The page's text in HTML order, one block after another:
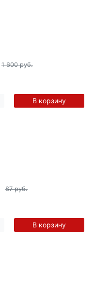
1 600 руб.
В корзину
87 руб.
В корзину